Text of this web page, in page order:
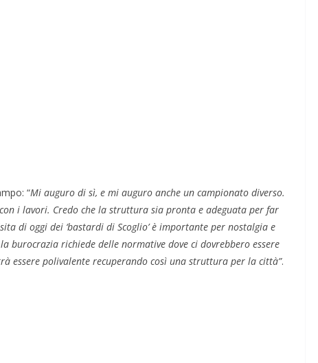
“Mi auguro di sì, e mi auguro anche un campionato diverso.
i lavori. Credo che la struttura sia pronta e adeguata per far
di oggi dei ‘bastardi di Scoglio’ è importante per nostalgia e
burocrazia richiede delle normative dove ci dovrebbero essere
essere polivalente recuperando così una struttura per la città”.